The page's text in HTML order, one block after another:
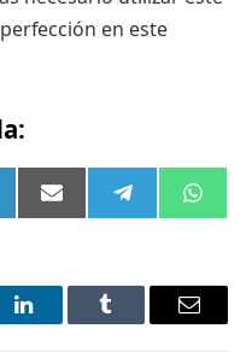
en este
Compartir
en
Email Compartir
en
Telegram
en
LinkedInTumblr Email